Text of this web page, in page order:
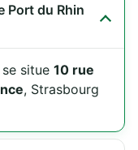
Port du Rhin
situe 10 rue
, Strasbourg